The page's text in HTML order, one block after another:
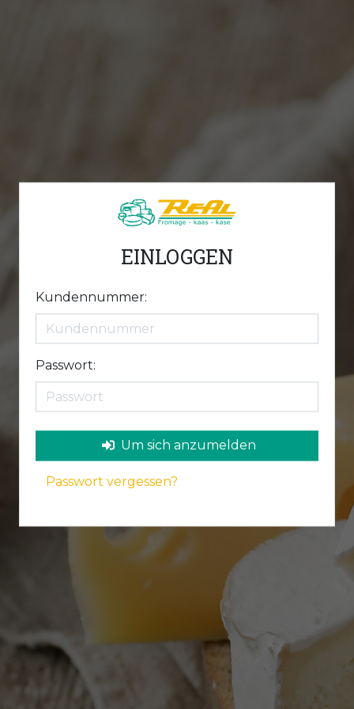
EINLOGGEN
Kundennummer:
Passwort:
Um sich anzumelden
Passwort vergessen?